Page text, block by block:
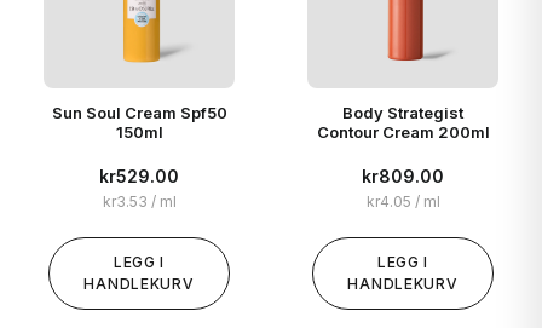
Sun Soul Cream Spf50
150ml
kr529.00
kr3.53 / ml
LEGG I
HANDLEKURV
Body Strategist
Contour Cream 200ml
kr809.00
kr4.05 / ml
LEGG I
HANDLEKURV